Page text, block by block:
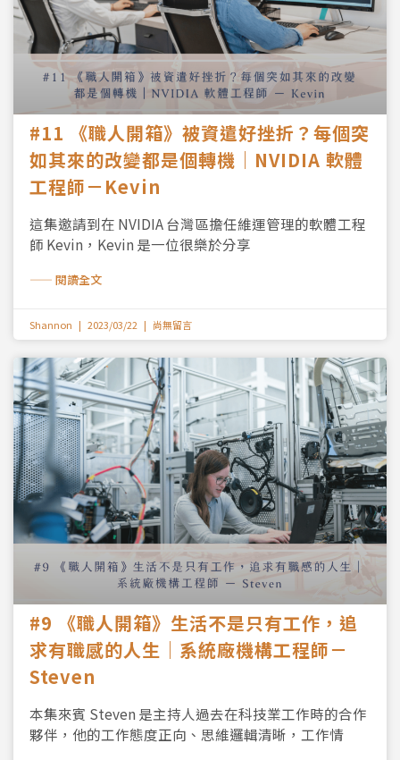
#11 《職人開箱》被資遣好挫折？每個突
如其來的改變都是個轉機｜NVIDIA 軟體
工程師－Kevin
這集邀請到在 NVIDIA 台灣區擔任維運管理的軟體工程
師 Kevin，Kevin 是一位很樂於分享
—— 閱讀全文
Shannon 2023/03/22 尚無留言
#9 《職人開箱》生活不是只有工作，追
求有職感的人生｜系統廠機構工程師－
Steven
本集來賓 Steven 是主持人過去在科技業工作時的合作
夥伴，他的工作態度正向、思維邏輯清晰，工作情